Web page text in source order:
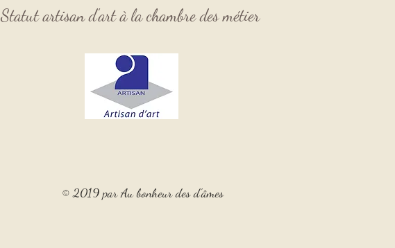
Statut artisan d'art à la chambre desmétier
© 2019 par Au bonheur des d'âmes